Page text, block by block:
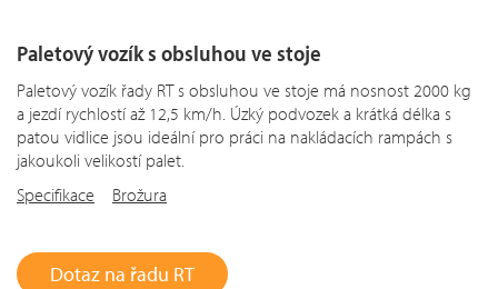
Paletový vozík s obsluhou ve stoje
Paletový vozík řady RT s obsluhou ve stoje má nosnost 2000 kg
a jezdí rychlostí až 12,5 km/h. Úzký podvozek a krátká délka s
patou vidlice jsou ideální pro práci na nakládacích rampách s
jakoukoli velikostí palet.
Specifikace
Brožura
Dotaz na řadu RT